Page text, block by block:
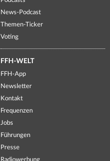
News-Podcast
Themen-Ticker
Voting
FFH-WELT
FFH-App
Newsletter
Kontakt
Frequenzen
Jobs
Führungen
Presse
Radiowerbung